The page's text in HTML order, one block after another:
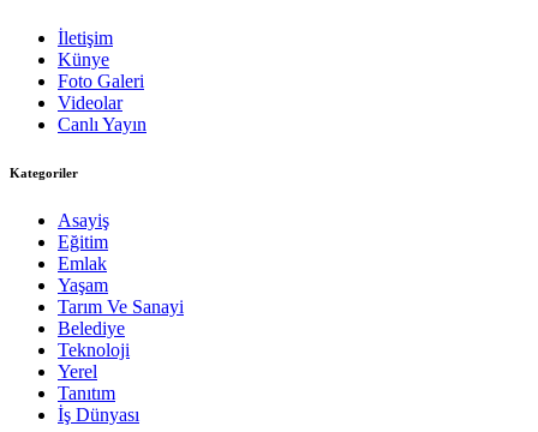
İletişim
Künye
Foto Galeri
Videolar
Canlı Yayın
Kategoriler
Asayiş
Eğitim
Emlak
Yaşam
Tarım Ve Sanayi
Belediye
Teknoloji
Yerel
Tanıtım
İş Dünyası